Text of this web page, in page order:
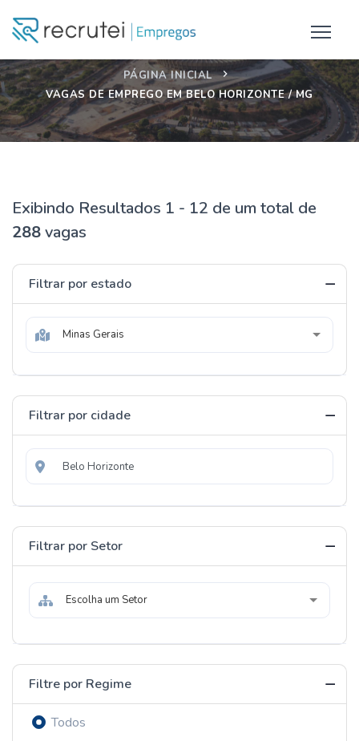
PÁGINA INICIAL
VAGAS DE EMPREGO EM BELO HORIZONTE / MG
Exibindo Resultados 1 - 12 de um total de
288vagas
Filtrar por estado
Minas Gerais
Filtrar por cidade
Filtrar por Setor
Escolha um Setor
Filtre por Regime
Todos